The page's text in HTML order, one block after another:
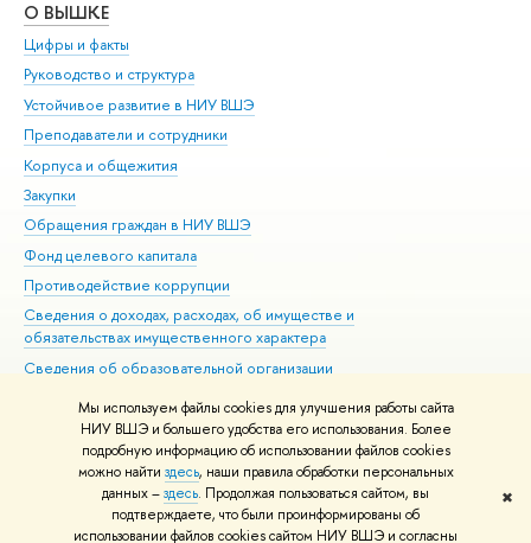
Мы используем файлы cookies для улучшения работы сайта
НИУ ВШЭ и большего удобства его использования. Более
подробную информацию об использовании файлов cookies
можно найти здесь, наши правила обработки персональных
данных –здесь. Продолжая пользоваться сайтом, вы
подтверждаете, что были проинформированы об
использовании файлов cookies сайтом НИУ ВШЭ и согласны
✖
О ВЫШКЕ
Цифры и факты
Руководство и структура
Устойчивое развитие в НИУ ВШЭ
Преподаватели и сотрудники
Корпуса и общежития
Закупки
Обращения граждан в НИУ ВШЭ
Фонд целевого капитала
Противодействие коррупции
Сведения о доходах, расходах, об имуществе и
обязательствах имущественного характера
Сведения об образовательной организации
Людям с ограниченными возможностями здоровья
Единая платежная страница
Работа в Вышке
© НИУ ВШЭ 1993–2026 Адреса и контакты Условия использования